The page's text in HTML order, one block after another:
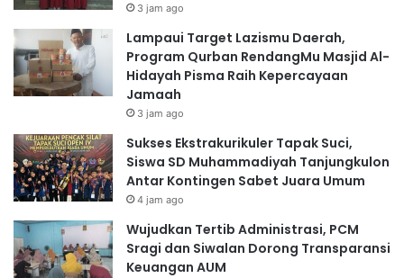
3 jam ago
Lampaui Target Lazismu Daerah,
Program Qurban RendangMu Masjid Al-
Hidayah Pisma Raih Kepercayaan
Jamaah
3 jam ago
Sukses Ekstrakurikuler Tapak Suci,
Siswa SD Muhammadiyah Tanjungkulon
Antar Kontingen Sabet Juara Umum
4 jam ago
Wujudkan Tertib Administrasi, PCM
Sragi dan Siwalan Dorong Transparansi
Keuangan AUM